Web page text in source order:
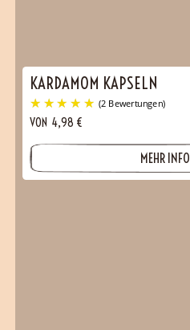
KARDAMOM KAPSELN
VON 4,98 €
MEHR INFO